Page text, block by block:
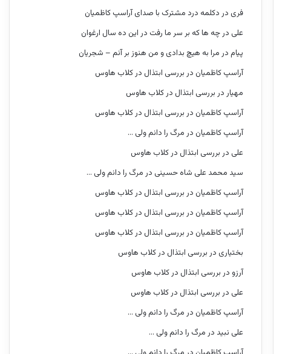
فری در دکلمه درد مشترک با صدای آراسپ کاظمیان
علی درچه ها که بر سر ما رفت در این ده سال ارغوان
پیام در مرا به هیچ بدادی و من هنوز بر آنم – شجریان
آراسپ کاظمیان در بررسی ابتذال در کلاب هاوس
مهیار در بررسی ابتذال در کلاب هاوس
آراسپ کاظمیان در بررسی ابتذال در کلاب هاوس
آراسپ کاظمیان در مرگ را دانم ولی …
علی در بررسی ابتذال در کلاب هاوس
سید محمد علی شاه حسینی در مرگ را دانم ولی …
آراسپ کاظمیان در بررسی ابتذال در کلاب هاوس
آراسپ کاظمیان در بررسی ابتذال در کلاب هاوس
آراسپ کاظمیان در بررسی ابتذال در کلاب هاوس
بختیاری در بررسی ابتذال در کلاب هاوس
آرزو در بررسی ابتذال در کلاب هاوس
علی در بررسی ابتذال در کلاب هاوس
آراسپ کاظمیان در مرگ را دانم ولی …
علی نبید در مرگ را دانم ولی …